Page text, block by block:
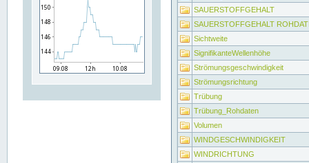
SAUERSTOFFGEHALT
SAUERSTOFFGEHALT
Sichtweite
SignifikanteWellenhöhe
Strömungsgeschwindigkeit
Strömungsrichtung
Trübung
Trübung_Rohdaten
Volumen
WINDGESCHWINDIGKEIT
WINDRICHTUNG